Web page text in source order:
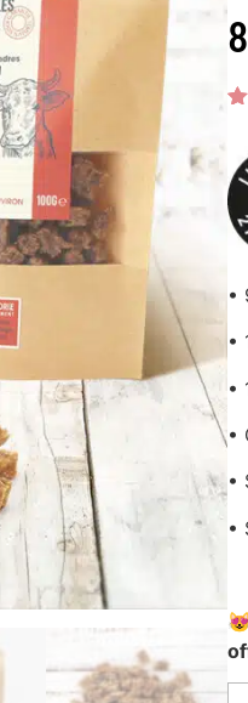
•
•
•
•
•
•